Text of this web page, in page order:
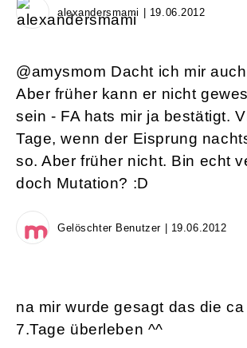
alexandersmami | 19.06.2012
@amysmom Dacht ich mir
Aber früher kann er nicht
sein - FA hats mir ja bestätigt.
Tage, wenn der Eisprung
so. Aber früher nicht. Bin echt
doch Mutation? :D
Gelöschter Benutzer | 19.06.2012
na mir wurde gesagt das die ca
7.Tage überleben ^^